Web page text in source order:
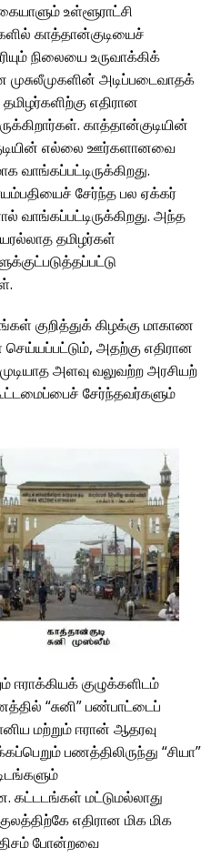
உள்ளூராட்சி
காத்தான்குடியைச்
நிலையை உருவாக்கிக்
அடிப்படைவாதக்
எதிரான
காத்தான்குடியின்
எல்லை ஊர்களானவை
வாங்கப்பட்டிருக்கிறது.
சேர்ந்த பல ஏக்கர்
வாங்கப்பட்டிருக்கிறது. அந்த
தமிழர்கள்
குறித்துக் கிழக்கு மாகாண
அதற்கு எதிரான
அளவு வலுவ‌ற்ற அரசியற்
சேர்ந்தவர்களும்
ஈராக்கியக் குழுக்களிடம்
“சுனி” பண்பாட்டைப்
மற்றும் ஈரான் ஆதரவு
பணத்திலிருந்து “சியா”
கட்டடங்கள் மட்டுமல்லாது
எதிரான மிக மிக
போன்றவை